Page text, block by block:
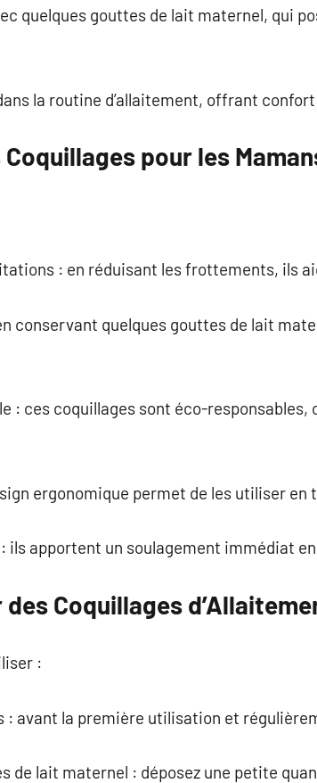
quelques gouttes de lait maternel, qui
la routine d’allaitement, offrant
pour les
: en réduisant les frottements, ils
conservant quelques gouttes de lait
: ces coquillages sont éco-
ergonomique permet de les utiliser en
ils apportent un soulagement immédiat
Coquillages
:
: avant la première utilisation et
de lait maternel : déposez une petite